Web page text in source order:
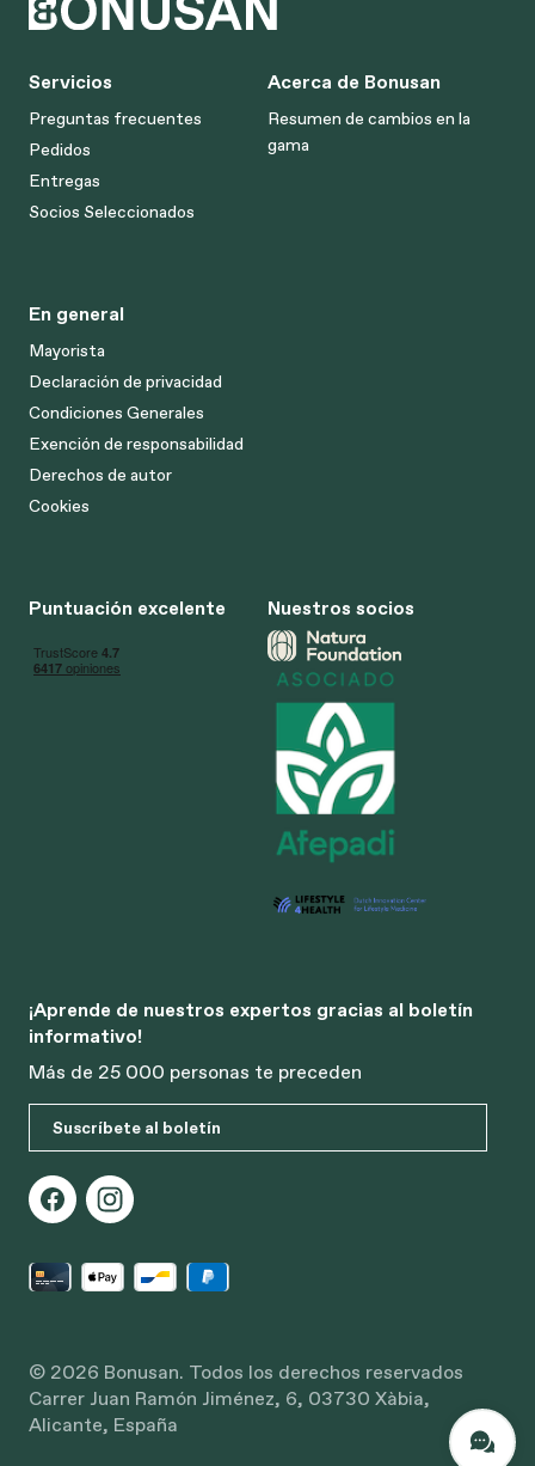
Servicios
Preguntas frecuentes
Pedidos
Entregas
Socios Seleccionados
Acerca de Bonusan
Resumen de cambios en la
gama
En general
Mayorista
Declaración de privacidad
Condiciones Generales
Exención de responsabilidad
Derechos de autor
Cookies
Puntuación excelente Nuestros socios
¡Aprende de nuestros expertos gracias al boletín
informativo!
Más de 25 000 personas te preceden
Suscríbete al boletín
© 2026 Bonusan. Todos los derechos reservados
Carrer Juan Ramón Jiménez, 6, 03730 Xàbia,
Alicante, España